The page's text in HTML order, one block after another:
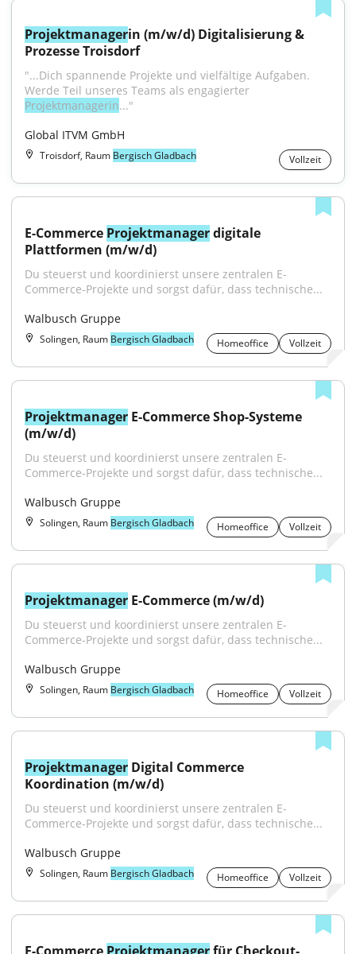
Projektmanagerin (m/w/d) Digitalisierung &
Prozesse Troisdorf
"...Dich spannende Projekte und vielfältige Aufgaben.
Projektmanagerin..."
Global ITVM GmbH
Troisdorf, Raum Bergisch Gladbach Vollzeit
E-Commerce Projektmanager digitale
Plattformen (m/w/d)
Du steuerst und koordinierst unsere zentralen E-
Commerce-Projekte und sorgst dafür, dass technische...
Walbusch Gruppe
Solingen, Raum Bergisch Gladbach Homeoffice Vollzeit
Projektmanager E-Commerce Shop-Systeme
(m/w/d)
Du steuerst und koordinierst unsere zentralen E-
Commerce-Projekte und sorgst dafür, dass technische...
Walbusch Gruppe
Solingen, Raum Bergisch Gladbach Homeoffice Vollzeit
Projektmanager E-Commerce (m/w/d)
Du steuerst und koordinierst unsere zentralen E-
Commerce-Projekte und sorgst dafür, dass technische...
Walbusch Gruppe
Solingen, Raum Bergisch Gladbach Homeoffice Vollzeit
Projektmanager Digital Commerce
Koordination (m/w/d)
Du steuerst und koordinierst unsere zentralen E-
Commerce-Projekte und sorgst dafür, dass technische...
Walbusch Gruppe
Solingen, Raum Bergisch Gladbach Homeoffice Vollzeit